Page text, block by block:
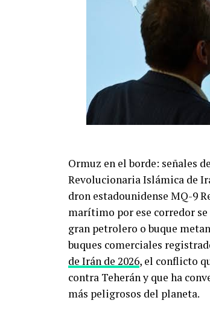
Ormuz en el borde: señales
Revolucionaria Islámica de
dron estadounidense MQ-9
marítimo por ese corredor se
gran petrolero o buque
buques comerciales
de Irán de 2026, el conflicto
contra Teherán y que ha
más peligrosos del planeta.